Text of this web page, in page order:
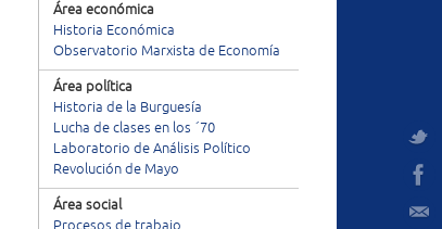
Área económica
Historia Económica
Observatorio Marxista de Economía
Área política
Historia de la Burguesía
Lucha de clases en los ´70
Laboratorio de Análisis Político
Revolución de Mayo
Área social